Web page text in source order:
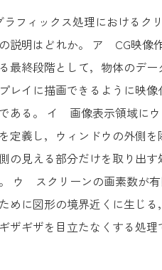
ラフィックス処理におけるク
説明はどれか。 ア CG映像
最終段階として，物体のデー
レイに描画できるように映像
ある。 イ 画像表示領域にウ
定義し，ウィンドウの外側を
の見える部分だけを取り出す
ウ スクリーンの画素数が
めに図形の境界近くに生じる
ザギザを目立たなくする処理